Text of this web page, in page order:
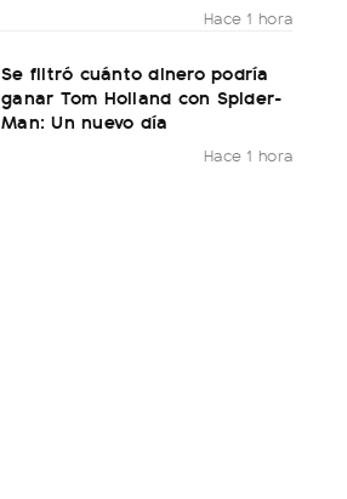
Hace 1 hora
Se filtró cuánto dinero podría
ganar Tom Holland con Spider-
Man: Un nuevo día
Hace 1 hora